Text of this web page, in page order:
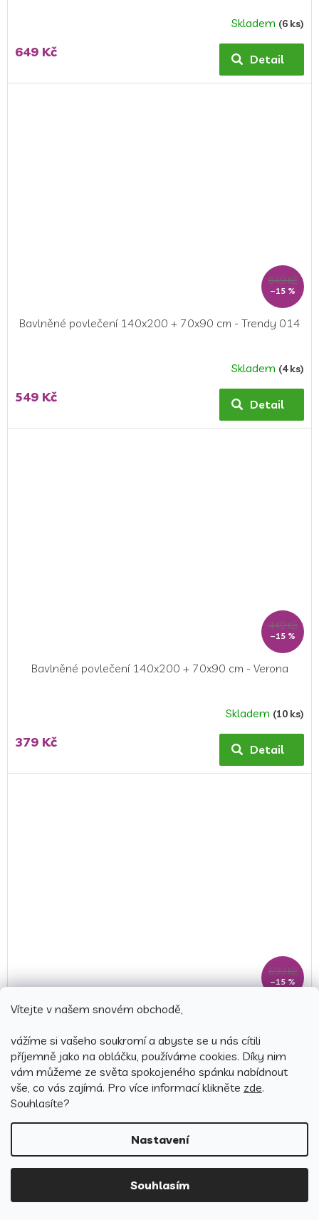
Vítejte v našem snovém obchodě,
vážíme si vašeho soukromí a abyste se u nás cítili
příjemně jako na obláčku, používáme cookies. Díky nim
vám můžeme ze světa spokojeného spánku nabídnout
vše, co vás zajímá. Pro více informací klikněte zde.
Souhlasíte?
Nastavení
Souhlasím
produktu
Skladem (6 ks)
649 Kč Detail
649 Kč
–15 %
Bavlněné povlečení 140x200 + 70x90 cm - Trendy 014
produktu
Skladem (4 ks)
549 Kč Detail
449 Kč
–15 %
Bavlněné povlečení 140x200 + 70x90 cm - Verona
Skladem (10 ks)
379 Kč Detail
699 Kč
–15 %
Bavlněné povlečení 140x200 + 70x90 cm - Viona
Skladem(2 ks)
589 Kč Detail